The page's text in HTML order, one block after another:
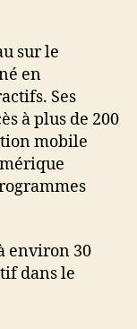
sur le
en
Ses
à plus de 200
mobile
environ 30
dans le